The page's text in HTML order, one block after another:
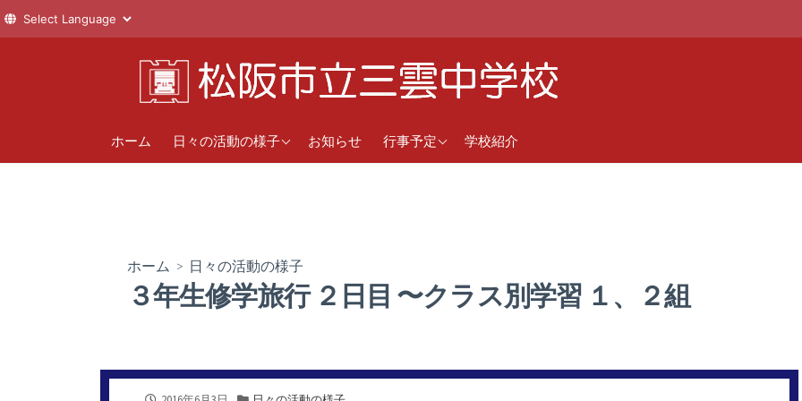
へ
ホーム 日々の活動の様子
1年
お知らせ 行事予定
直近の行事予定学校紹介
ホーム > 日々の活動の様子
３年生修学旅行 ２日目 〜クラス別学習 １、２組
公
カ